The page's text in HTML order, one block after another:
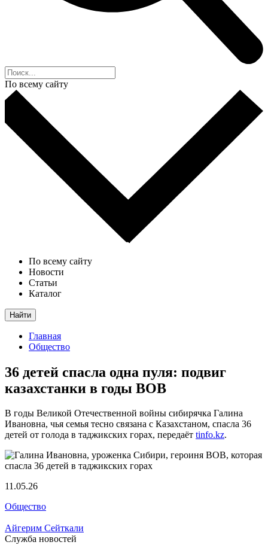
По всему сайту
По всему сайту
Новости
Статьи
Каталог
Найти
Главная
Общество
36 детей спасла одна пуля: подвиг
казахстанки в годы ВОВ
В годы Великой Отечественной войны сибирячка Галина
Ивановна, чья семья тесно связана с Казахстаном, спасла 36
детей от голода в таджикских горах, передаёт tinfo.kz.
11.05.26
Общество
Айгерим Сейткали
Служба новостей